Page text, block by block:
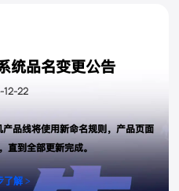
统品名变更公告
12-22
品线将使用新命名规则，产品页面
直到全部更新完成。
了解 >